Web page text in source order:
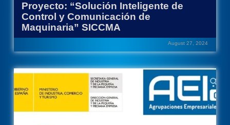
Proyecto: “Solución Inteligente de
Control y Comunicación de
Maquinaria” SICCMA
August 27, 2024